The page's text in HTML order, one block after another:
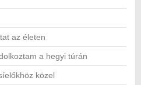
az életen
a hegyi túrán
közel